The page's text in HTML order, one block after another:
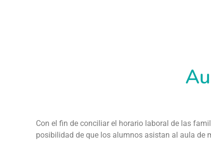
Con el fin de conciliar el horario laboral de las
posibilidad de que los alumnos asistan al aula de